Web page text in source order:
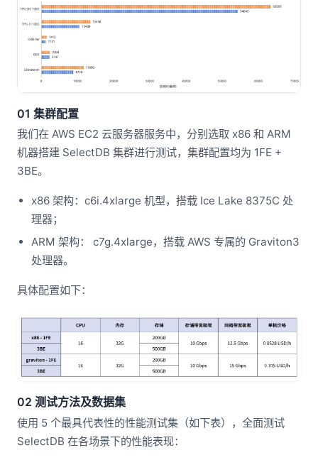
01 集群配置
我们在 AWS EC2 云服务器服务中，分别选取 x86 和 ARM
机器搭建 SelectDB 集群进行测试，集群配置均为 1FE +
3BE。
x86 架构：c6i.4xlarge 机型，搭载 Ice Lake 8375C 处
理器；
ARM 架构： c7g.4xlarge，搭载 AWS 专属的 Graviton3
处理器。
具体配置如下：
02 测试方法及数据集
使用 5 个最具代表性的性能测试集（如下表），全面测试
SelectDB 在各场景下的性能表现：